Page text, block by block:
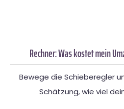
Rechner: Was kostet mein
Bewege die Schieberegler
Schätzung, wie viel